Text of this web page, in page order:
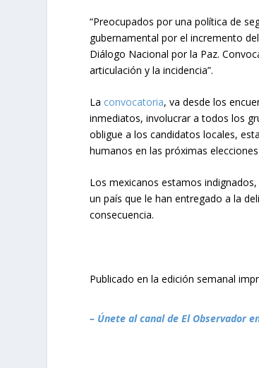
“Preocupados por una política de
gubernamental por el incremento
Diálogo Nacional por la Paz.
articulación y la incidencia”.
La convocatoria, va desde los
inmediatos, involucrar a todos los
obligue a los candidatos locales,
humanos en las próximas
Los mexicanos estamos
un país que le han entregado a la
consecuencia.
Publicado en la edición semanal
– Únete al canal de El Observador